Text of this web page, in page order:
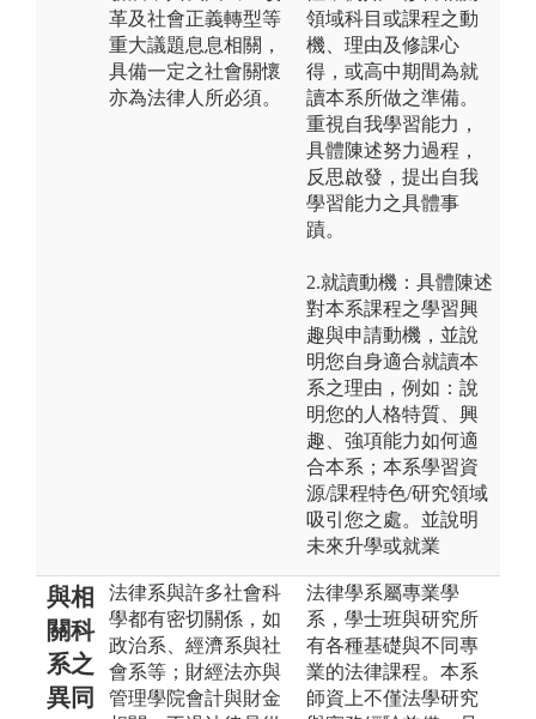
革及社會正義轉型等
重大議題息息相關，
具備一定之社會關懷
亦為法律人所必須。
領域科目或課程之動
機、理由及修課心
得，或高中期間為就
讀本系所做之準備。
重視自我學習能力，
具體陳述努力過程，
反思啟發，提出自我
學習能力之具體事
蹟。
2.就讀動機：具體陳述
對本系課程之學習興
趣與申請動機，並說
明您自身適合就讀本
系之理由，例如：說
明您的人格特質、興
趣、強項能力如何適
合本系；本系學習資
源/課程特色/研究領域
吸引您之處。並說明
未來升學或就業
與相
關科
系之
異同
法律系與許多社會科
學都有密切關係，如
政治系、經濟系與社
會系等；財經法亦與
管理學院會計與財金
法律學系屬專業學
系，學士班與研究所
有各種基礎與不同專
業的法律課程。本系
師資上不僅法學研究